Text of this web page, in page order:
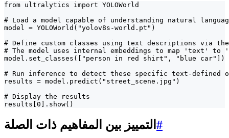
from ultralytics import YOLOWorld
# Load a model capable of understanding natural
model = YOLOWorld("yolov8s-world.pt")
# Define custom classes using text descriptions via the
# The model uses internal embeddings to map 'text'
model.set_classes(["person in red shirt", "blue car"])
# Run inference to detect these specific text-defined
results = model.predict("street_scene.jpg")
# Display the results
results[0].show()
التمييز بين المفاهيم ذات الصلة #